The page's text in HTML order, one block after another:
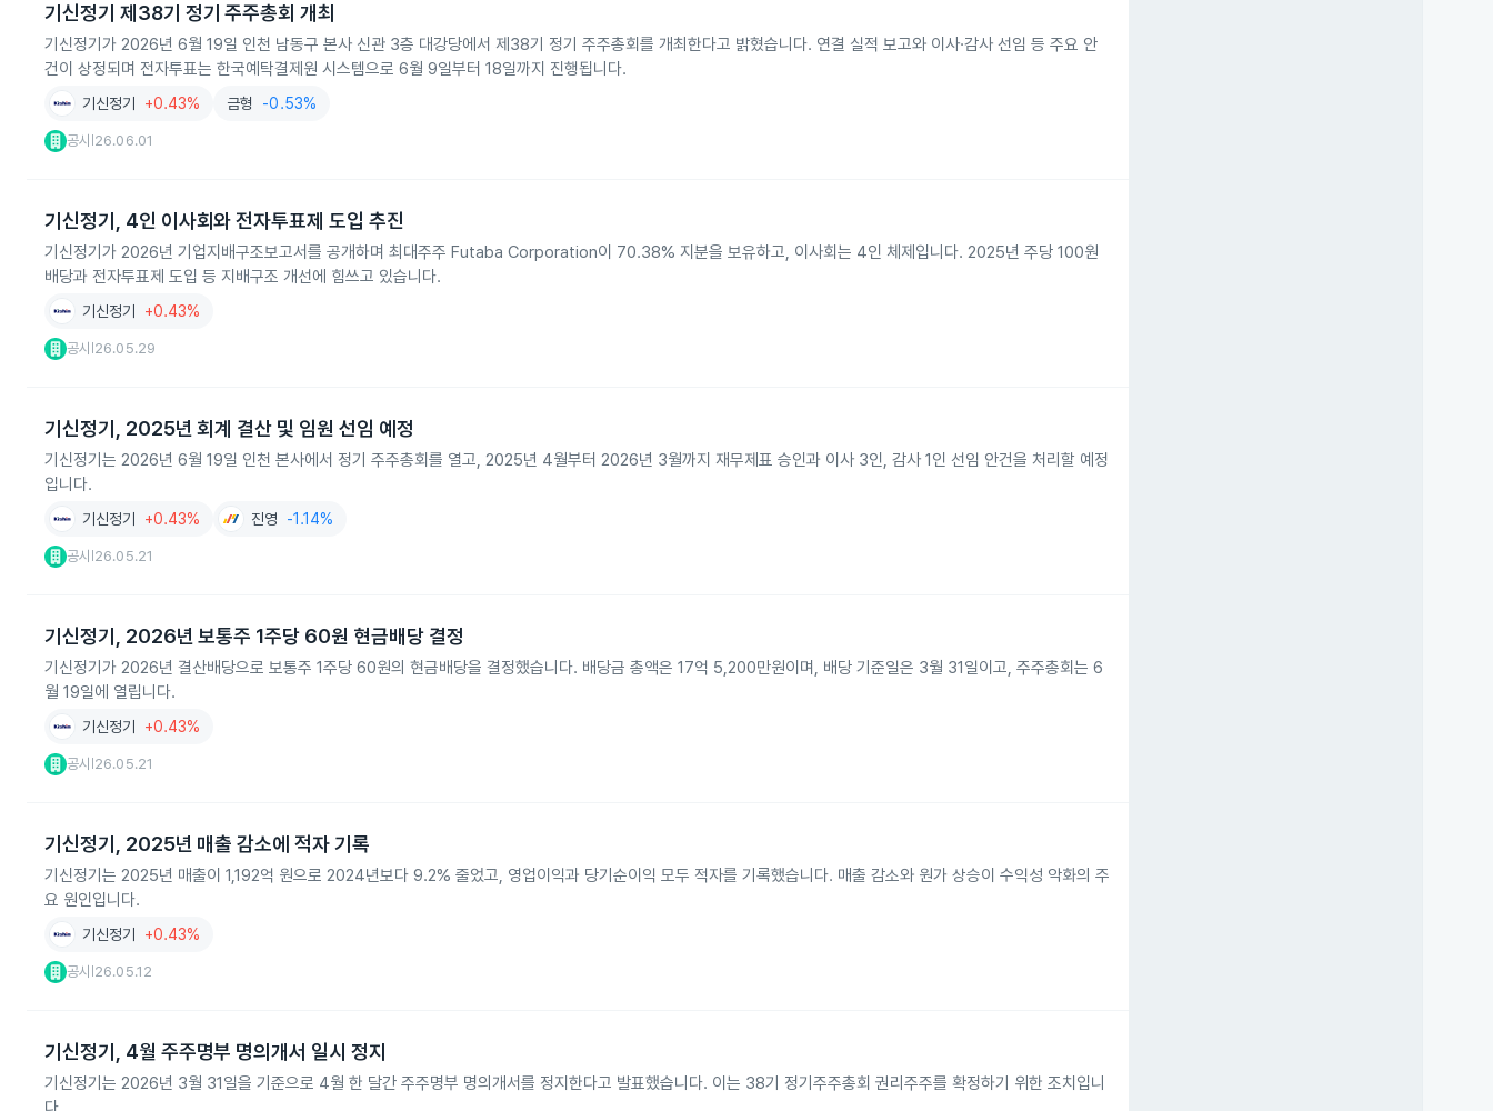
기신정기 제38기 정기 주주총회 개최
기신정기가 2026년 6월 19일 인천 남동구 본사 신관 3층 대강당에서 제38기 정기 주주총회를 개최한다고 밝혔습니다. 연결 실적 보고와 이사·감사 선임 등 주요 안
건이 상정되며 전자투표는 한국예탁결제원 시스템으로 6월 9일부터 18일까지 진행됩니다.
기신정기 +0.43% 금형 -0.53%
공시 26.06.01
기신정기, 4인 이사회와 전자투표제 도입 추진
기신정기가 2026년 기업지배구조보고서를 공개하며 최대주주 Futaba Corporation이 70.38% 지분을 보유하고, 이사회는 4인 체제입니다. 2025년 주당 100원
배당과 전자투표제 도입 등 지배구조 개선에 힘쓰고 있습니다.
기신정기 +0.43%
공시 26.05.29
기신정기, 2025년 회계 결산 및 임원 선임 예정
기신정기는 2026년 6월 19일 인천 본사에서 정기 주주총회를 열고, 2025년 4월부터 2026년 3월까지 재무제표 승인과 이사 3인, 감사 1인 선임 안건을 처리할 예정
입니다.
기신정기 +0.43% 진영 -1.14%
공시 26.05.21
기신정기, 2026년 보통주 1주당 60원 현금배당 결정
기신정기가 2026년 결산배당으로 보통주 1주당 60원의 현금배당을 결정했습니다. 배당금 총액은 17억 5,200만원이며, 배당 기준일은 3월 31일이고, 주주총회는 6
월 19일에 열립니다.
기신정기 +0.43%
공시 26.05.21
기신정기, 2025년 매출 감소에 적자 기록
기신정기는 2025년 매출이 1,192억 원으로 2024년보다 9.2% 줄었고, 영업이익과 당기순이익 모두 적자를 기록했습니다. 매출 감소와 원가 상승이 수익성 악화의 주
요 원인입니다.
기신정기 +0.43%
공시 26.05.12
기신정기, 4월 주주명부 명의개서 일시 정지
기신정기는 2026년 3월 31일을 기준으로 4월 한 달간 주주명부 명의개서를 정지한다고 발표했습니다. 이는 38기 정기주주총회 권리주주를 확정하기 위한 조치입니